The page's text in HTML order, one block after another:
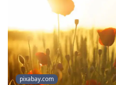
pixabay.com